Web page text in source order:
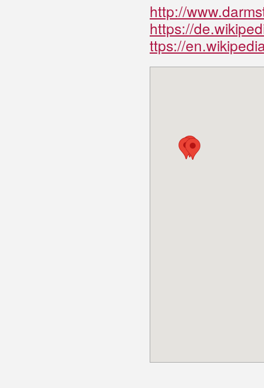
http://
https://
ttps://